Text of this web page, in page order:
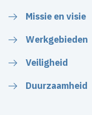
Missie en visie
Werkgebieden
Veiligheid
Duurzaamheid